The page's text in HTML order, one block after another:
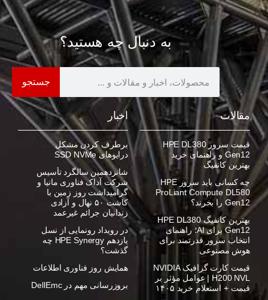
به دنبال چه هستید؟
جستجو
مقالات
قیمت سرور HPE DL380
Gen12 و راهنمای خرید
بهترین کانفیگ
چه کسانی باید سرور HPE
ProLiant Compute DL580
Gen12 را بخرند؟
بهترین کانفیگ HPE DL380
Gen12 برای AI؛ راهنمای
انتخاب سرور قدرتمند برای
هوش مصنوعی
قیمت کارت گرافیک NVIDIA
H200 NVL | عوامل مؤثر بر
قیمت + استعلام خرید ۱۴۰۵
اخبار
برطرف کردن مشکل
درایوهای SSD NVMe
شانزدهمین سالگرد تأسیس
شرکت آداک فناوری مانیا و
گرامیداشت روز زمین با
کاشت ۵۰ نهال و آزادی
زندانیان جرائم غیرعمد
در رویداد رونمایی از نسل
یازدهم HPE Synergy چه
گذشت؟
همایش روز فناوری اطلاعات
بروزرسانی مهم در DellEmc